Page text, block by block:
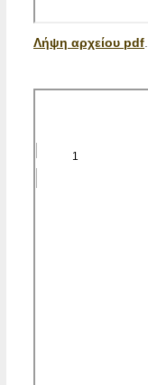
Λήψη αρχείου pdf